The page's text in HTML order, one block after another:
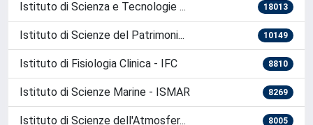
Organizzazione
Istituto di Scienza e Tecnologie ... 18013